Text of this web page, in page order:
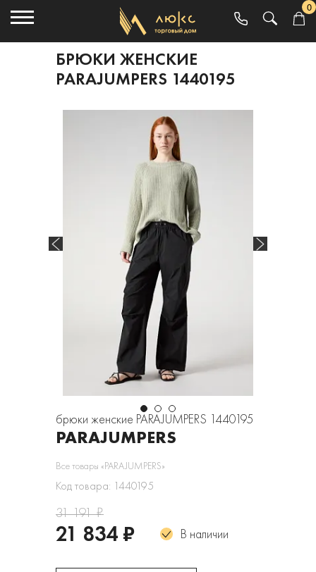
0
БРЮКИ ЖЕНСКИЕ
PARAJUMPERS 1440195
брюки женские PARAJUMPERS 1440195
PARAJUMPERS
Все товары «PARAJUMPERS»
Код товара: 1440195
31 191 ₽
21 834 ₽ В наличии